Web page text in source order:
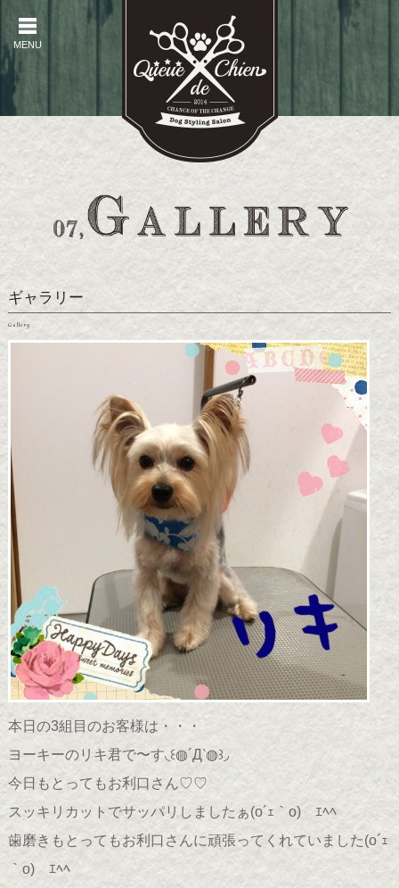
MENU
ギャラリー
Gallery
本日の3組目のお客様は・・・
ヨーキーのリキ君で〜す◟꒰◍´Д‵◍꒱◞
今日もとってもお利口さん♡♡
スッキリカットでサッパリしましたぁ(o´ｪ｀o)ゞｴﾍﾍ
歯磨きもとってもお利口さんに頑張ってくれていました(o´ｪ
｀o)ゞｴﾍﾍ